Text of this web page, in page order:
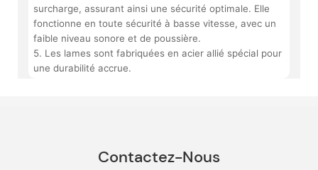
surcharge, assurant ainsi une sécurité optimale. Elle
fonctionne en toute sécurité à basse vitesse, avec un
faible niveau sonore et de poussière.
5. Les lames sont fabriquées en acier allié spécial pour
une durabilité accrue.
Contactez-Nous